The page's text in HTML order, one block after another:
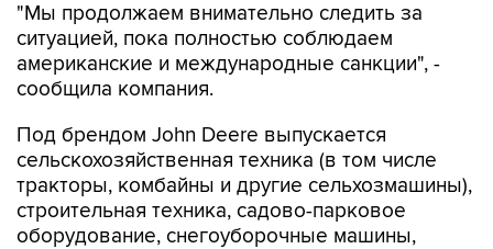
"Мы продолжаем внимательно следить за
ситуацией, пока полностью соблюдаем
американские и международные санкции", -
сообщила компания.
Под брендом John Deere выпускается
сельскохозяйственная техника (в том числе
тракторы, комбайны и другие сельхозмашины),
строительная техника, садово-парковое
оборудование, снегоуборочные машины,